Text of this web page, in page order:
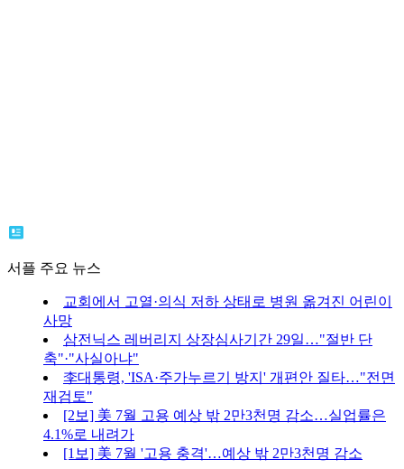
서플 주요 뉴스
교회에서 고열·의식 저하 상태로 병원 옮겨진 어린이
사망
삼전닉스 레버리지 상장심사기간 29일…"절반 단
축"·"사실아냐"
李대통령, 'ISA·주가누르기 방지' 개편안 질타…"전면
재검토"
[2보] 美 7월 고용 예상 밖 2만3천명 감소…실업률은
4.1%로 내려가
[1보] 美 7월 '고용 충격'…예상 밖 2만3천명 감소